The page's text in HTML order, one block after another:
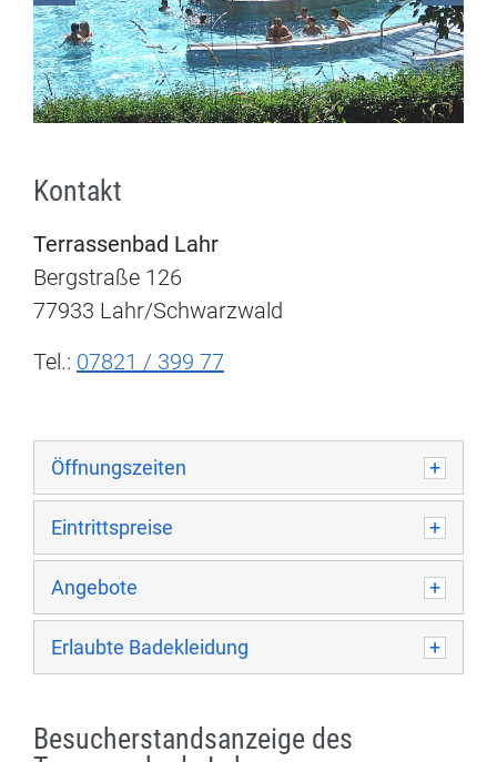
Kontakt
Terrassenbad Lahr
Bergstraße 126
77933 Lahr/Schwarzwald
Tel.: 07821 / 399 77
Öffnungszeiten
Eintrittspreise
Angebote
Erlaubte Badekleidung
Besucherstandsanzeige des